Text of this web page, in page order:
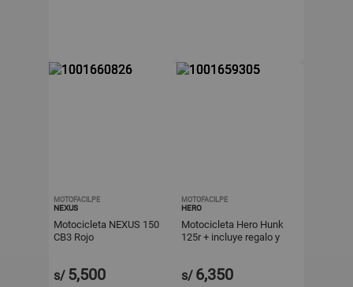
MOTOFACILPE
NEXUS
Motocicleta NEXUS 150
CB3 Rojo
s/ 5,500
MOTOFACILPE
HERO
Motocicleta Hero Hunk
125r + incluye regalo y
s/ 6,350